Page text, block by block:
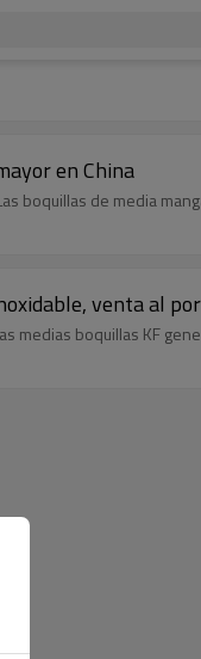
en China
boquillas de media
venta al
medias boquillas KF